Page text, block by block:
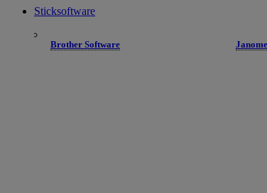
Sticksoftware
Brother Software